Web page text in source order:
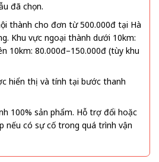
đã chọn.
thành cho đơn từ 500.000đ tại Hà
Khu vực ngoại thành dưới 10km:
10km: 80.000đ–150.000đ (tùy khu
hiển thị và tính tại bước thanh
100% sản phẩm. Hỗ trợ đổi hoặc
nếu có sự cố trong quá trình vận